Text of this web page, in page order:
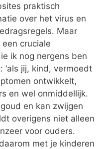
praktisch
over het virus en
Maar
cruciale
ik nog nergens ben
‘als jij, kind, vermoedt
ontwikkelt,
en wel onmiddellijk.
en kan zwijgen
overigens niet alleen
voor ouders.
met je kinderen